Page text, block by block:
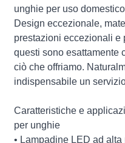
unghie per uso
Design eccezionale,
prestazioni eccezionali e
questi sono esattamente
ciò che offriamo.
indispensabile un
Caratteristiche e
per unghie
• Lampadine LED ad